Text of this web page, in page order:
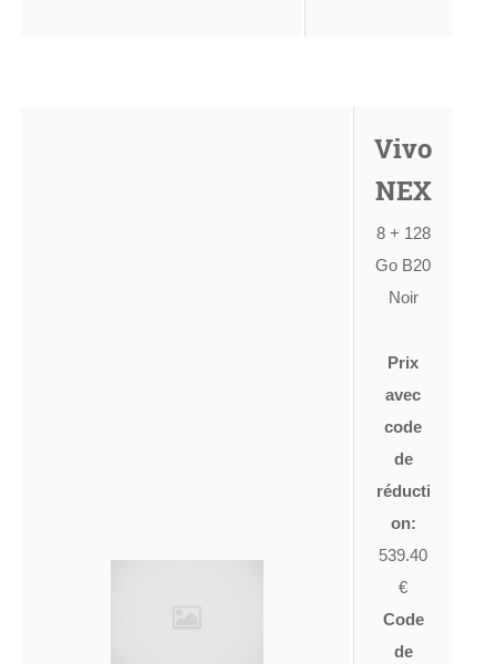
Vivo
NEX
8 + 128
Go B20
Noir
Prix
avec
code
de
réducti
on:
539.40
€
Code
de